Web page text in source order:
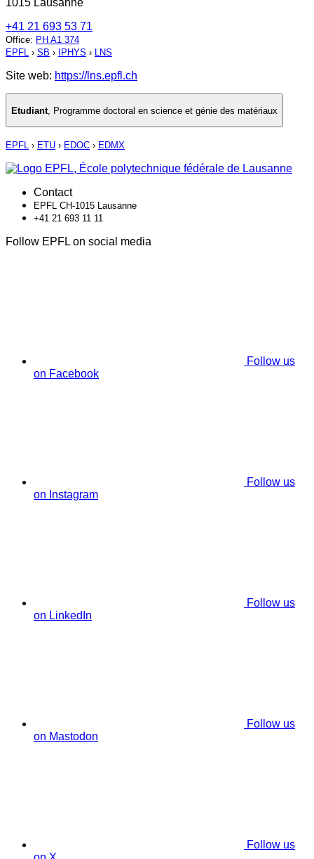
1015 Lausanne
+41 21 693 53 71
Office: PH A1 374
EPFL › SB › IPHYS › LNS
Site web: https://lns.epfl.ch
Etudiant Programme doctoral en science et génie des matériaux
EPFL › ETU › EDOC › EDMX
Contact
EPFL CH-1015 Lausanne
+41 21 693 11 11
Follow EPFL on social media
Follow us
on Facebook
Follow us
on Instagram
Follow us
on LinkedIn
Follow us
on Mastodon
Follow us